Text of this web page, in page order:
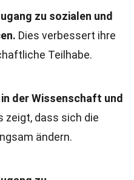
zu sozialen und
Dies verbessert ihre
Teilhabe.
der Wissenschaft und
zeigt, dass sich die
ändern.